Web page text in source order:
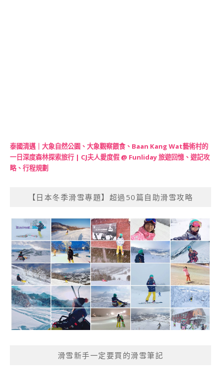
泰國清邁｜大象自然公園、大象觀察餵食、Baan Kang Wat藝術村的
一日深度森林探索旅行 | CJ夫人愛度假 @ Funliday 旅遊回憶、遊記攻
略、行程規劃
【日本冬季滑雪專題】超過50篇自助滑雪攻略
滑雪新手一定要買的滑雪筆記